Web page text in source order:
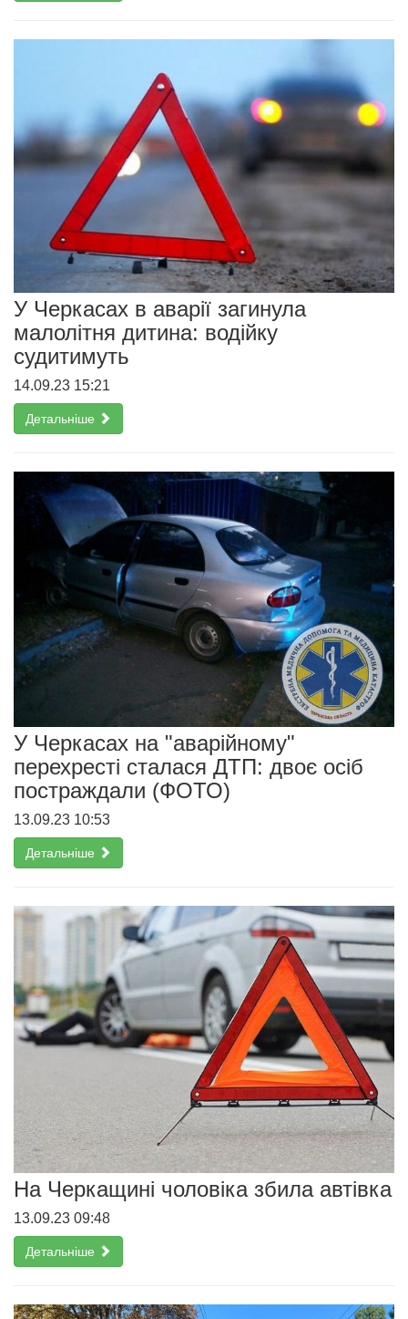
У Черкасах в аварії загинула
малолітня дитина: водійку
судитимуть
14.09.23 15:21
Детальніше
У Черкасах на "аварійному"
перехресті сталася ДТП: двоє осіб
постраждали (ФОТО)
13.09.23 10:53
Детальніше
На Черкащині чоловіка збила автівка
13.09.23 09:48
Детальніше